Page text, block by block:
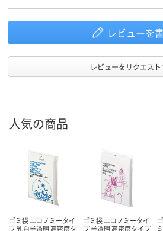
ン、HDPE（カサカサ
タイプ）
（再生
40％）
チレン
チック
HDPE
プ）
アスクル
商品環境
レビューを
レビューをリクエスト
人気の商品
ゴミ袋 エコノミータイ
プ 乳白半透明 高密度タ
ゴミ袋 エコノミータイ
プ 半透明 高密度タイプ